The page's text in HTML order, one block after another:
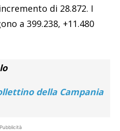
di 28.872. I
a 399.238, +11.480
della Campania
Pubblicità